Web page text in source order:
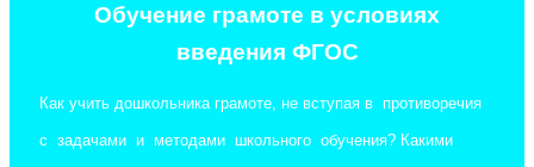
Обучение грамоте в условиях
введения ФГОС
Как учить дошкольника грамоте, не вступая в противоречия
с задачами и методами школьного обучения? Какими